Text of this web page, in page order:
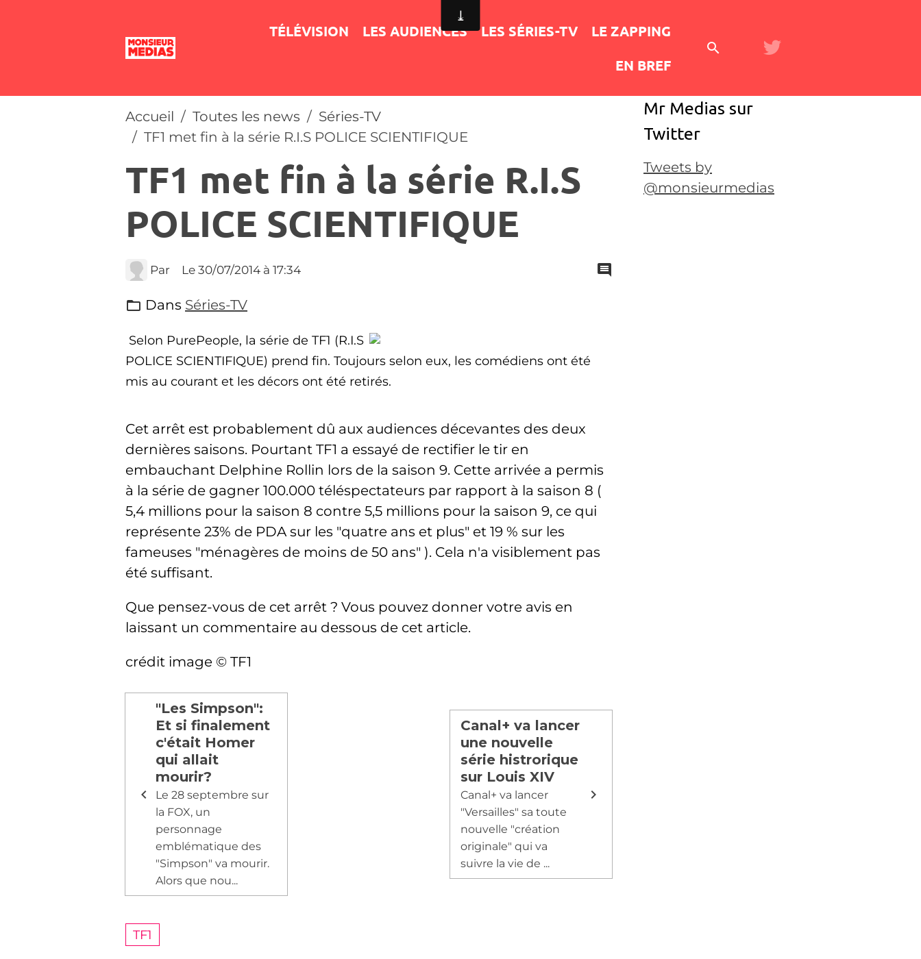
TÉLÉVISION LES AUDIENCES LES SÉRIES-TV
LE ZAPPING
EN BREF
Accueil Toutes les news
Séries-TV
TF1 met fin à la série R.I.S POLICE SCIENTIFIQUE
TF1 met fin à la série R.I.S
POLICE SCIENTIFIQUE
Par Le 30/07/2014 à 17:34
Dans Séries-TV
Selon PurePeople, la série de TF1 (R.I.S
POLICE SCIENTIFIQUE) prend fin. Toujours selon eux, les comédiens ont été
mis au courant et les décors ont été retirés.
Cet arrêt est probablement dû aux audiences décevantes des deux
dernières saisons. Pourtant TF1 a essayé de rectifier le tir en
embauchant Delphine Rollin lors de la saison 9. Cette arrivée a permis
à la série de gagner 100.000 téléspectateurs par rapport à la saison 8 (
5,4 millions pour la saison 8 contre 5,5 millions pour la saison 9, ce qui
représente 23% de PDA sur les "quatre ans et plus" et 19 % sur les
fameuses "ménagères de moins de 50 ans" ). Cela n'a visiblement pas
été suffisant.
Que pensez-vous de cet arrêt ? Vous pouvez donner votre avis en
laissant un commentaire au dessous de cet article.
crédit image © TF1
"Les Simpson":
Et si finalement
c'était Homer
qui allait
mourir?
Le 28 septembre sur
la FOX, un
personnage
emblématique des
"Simpson" va mourir.
Alors que nou...
Canal+ va lancer
une nouvelle
série histrorique
sur Louis XIV
Canal+ va lancer
"Versailles" sa toute
nouvelle "création
originale" qui va
suivre la vie de ...
TF1
Mr Medias sur
Twitter
Tweets by
@monsieurmedias